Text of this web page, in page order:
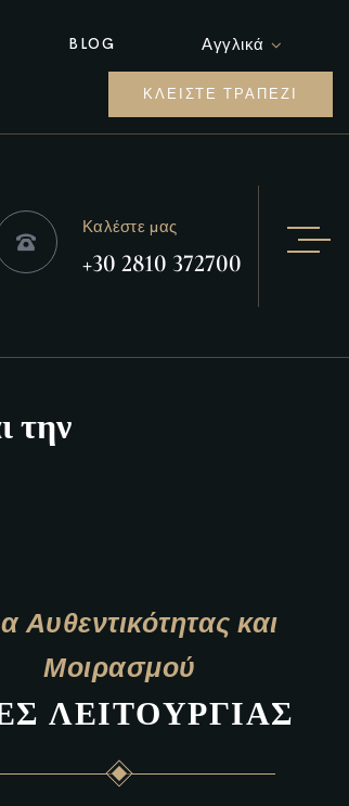
BLOG Αγγλικά
ΚΛΕΊΣΤΕ ΤΡΑΠΈΖΙ
Καλέστε μας
+30 2810 372700
την
Αυθεντικότητας και
Μοιρασμού
Σ ΛΕΙΤΟΥΡΓΊΑΣ